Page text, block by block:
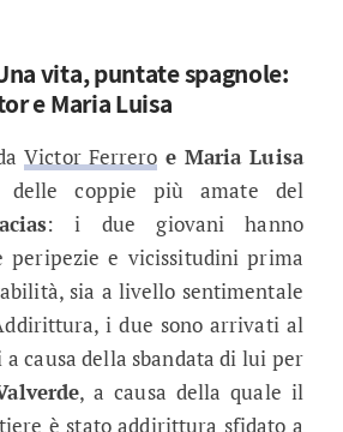
vita, puntate spagnole:
e Maria Luisa
Victor Ferrero e Maria Luisa
coppie più amate del
: i due giovani hanno
peripezie e vicissitudini prima
sia a livello sentimentale
i due sono arrivati al
causa della sbandata di lui per
, a causa della quale il
è stato addirittura sfidato a